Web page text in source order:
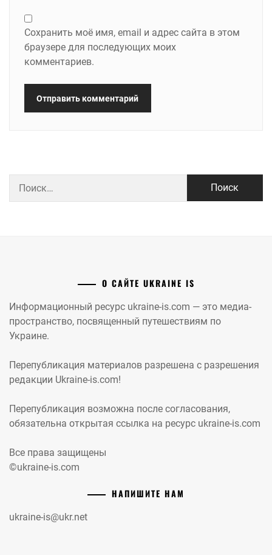
Сохранить моё имя, email и адрес сайта в этом
браузере для последующих моих
комментариев.
О САЙТЕ UKRAINE IS
Информационный ресурс ukraine-is.com — это медиа-
пространство, посвященный путешествиям по
Украине.
Перепубликация материалов разрешена с разрешения
редакции Ukraine-is.com!
Перепубликация возможна после согласования,
обязательна открытая ссылка на ресурс ukraine-is.com
Все права защищены
©ukraine-is.com
НАПИШИТЕ НАМ
ukraine-is@ukr.net